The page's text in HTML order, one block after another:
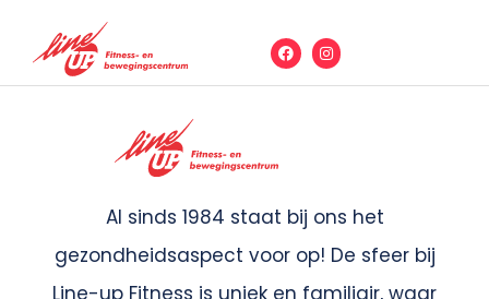
Al sinds 1984 staat bij ons het
gezondheidsaspect voor op! De sfeer bij
Line-up Fitness is uniek en familiair, waar